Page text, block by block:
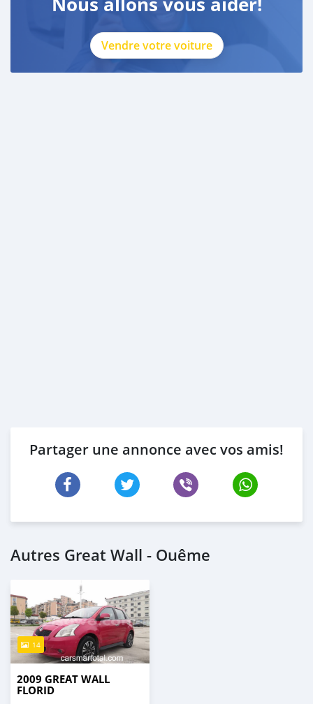
Vendre votre voiture
Partager une annonce avec vos amis!
Autres Great Wall - Ouême
14
2009 GREAT WALL
FLORID